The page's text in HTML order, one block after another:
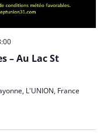
– Au Lac St
L'UNION, France